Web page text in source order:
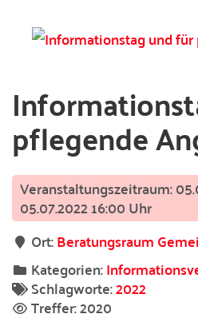
pflegende
05.07.2022 16:00 Uhr
Ort:Beratungsraum
Kategorien:
Schlagworte:2022
Treffer: 2020